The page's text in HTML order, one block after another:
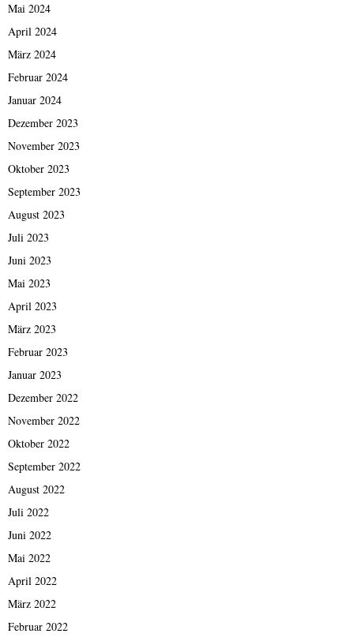
Mai 2024
April 2024
März 2024
Februar 2024
Januar 2024
Dezember 2023
November 2023
Oktober 2023
September 2023
August 2023
Juli 2023
Juni 2023
Mai 2023
April 2023
März 2023
Februar 2023
Januar 2023
Dezember 2022
November 2022
Oktober 2022
September 2022
August 2022
Juli 2022
Juni 2022
Mai 2022
April 2022
März 2022
Februar 2022